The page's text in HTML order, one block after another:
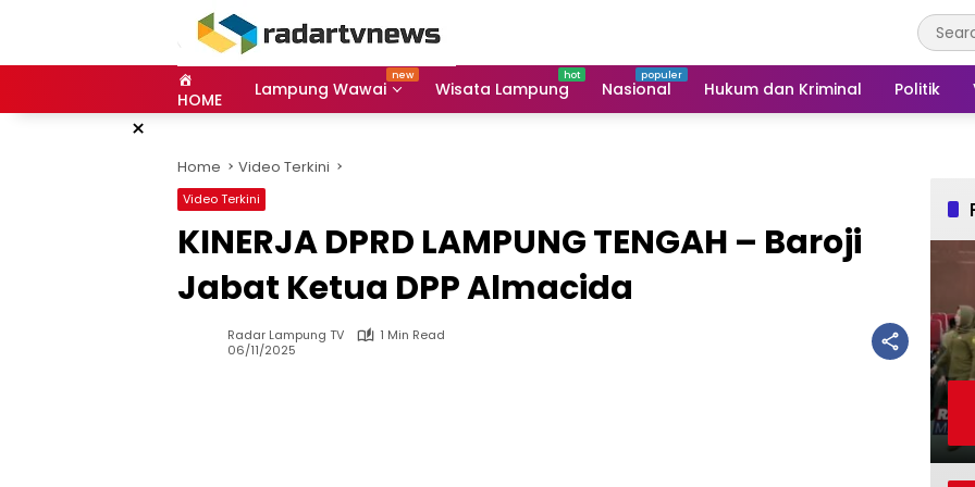
HOME Lampung Wawai Wisata Lampung Nasional Hukum dan Kriminal Politik
×
Home Video Terkini
Video Terkini
KINERJA DPRD LAMPUNG TENGAH – Baroji
Jabat Ketua DPP Almacida
Radar Lampung TV
1 Min Read
06/11/2025